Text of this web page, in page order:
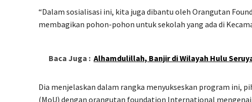
“Dalam sosialisasi ini, kita juga dibantu oleh Orangutan
membagikan pohon-pohon untuk sekolah yang ada di
Baca Juga : Alhamdulillah, Banjir di Wilayah Hulu
Dia menjelaskan dalam rangka menyukseskan program ini,
(MoU) dengan orangutan foundation International